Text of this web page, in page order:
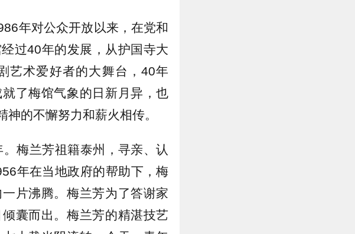
年对公众开放以来，在党和
过40年的发展，从护国寺大
艺术爱好者的大舞台，40年
了梅馆气象的日新月异，也
的不懈努力和薪火相传。
梅兰芳祖籍泰州，寻亲、认
年在当地政府的帮助下，梅
片沸腾。梅兰芳为了答谢家
囊而出。梅兰芳的精湛技艺